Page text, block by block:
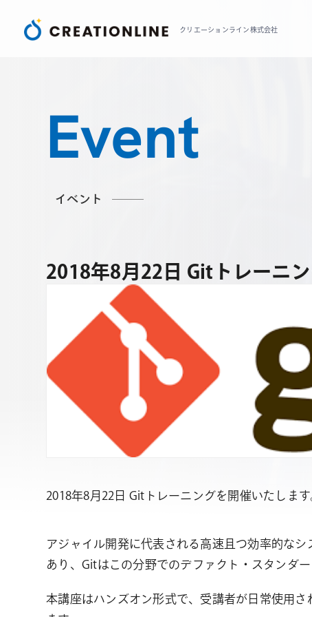
クリエーションライン株式会社
Event
イベント
2018年8月22日 Gitトレーニ
2018年8月22日 Gitトレーニングを開催いたします
アジャイル開発に代表される高速且つ効率的な
あり、Gitはこの分野でのデファクト・スタンダー
本講座はハンズオン形式で、受講者が日常使用